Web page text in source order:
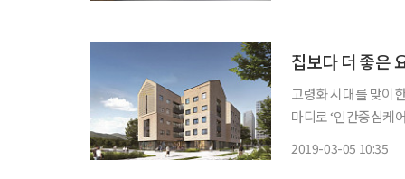
집보다 더 좋은
고령화 시대를 맞이한 해
마디로 ‘인간중심
2019-03-05 10:35